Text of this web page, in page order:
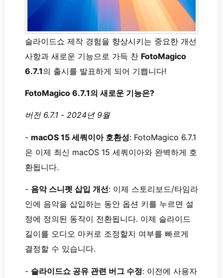
슬라이드쇼 제작 경험을 향상시키는 중요한 개선
사항과 새로운 기능으로 가득 찬 FotoMagico
6.7.1의 출시를 발표하게 되어 기쁩니다!
FotoMagico 6.7.1의 새로운 기능은?
버전 6.7.1 - 2024년 9월
- macOS 15 세쿼이아 호환성: FotoMagico 6.7.1
은 이제 최신 macOS 15 세쿼이아와 완벽하게 호
환됩니다.
- 음악 스니펫 삽입 개선: 이제 스토리보드/타임라
인에 음악을 삽입하는 동안 옵션 키를 누르면 설
정에 정의된 동작이 전환됩니다. 이제 슬라이드
길이를 오디오 마커로 조정할지 여부를 빠르게
결정할 수 있습니다.
- 슬라이드쇼 공유 관련 버그 수정: 이전에 사용자